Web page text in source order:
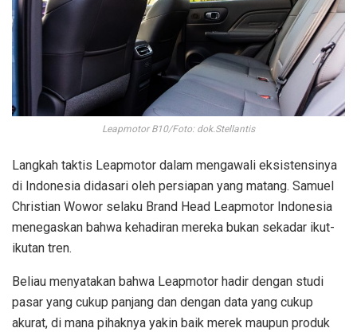
Leapmotor B10/Foto: dok.Stellantis
Langkah taktis Leapmotor dalam mengawali eksistensinya
di Indonesia didasari oleh persiapan yang matang. Samuel
Christian Wowor selaku Brand Head Leapmotor Indonesia
menegaskan bahwa kehadiran mereka bukan sekadar ikut-
ikutan tren.
Beliau menyatakan bahwa Leapmotor hadir dengan studi
pasar yang cukup panjang dan dengan data yang cukup
akurat, di mana pihaknya yakin baik merek maupun produk